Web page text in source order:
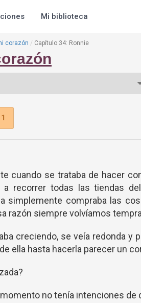
Mi biblioteca
corazón Capítulo 34: Ronnie
1
cuando se trataba de hacer
a recorrer todas las tiendas
simplemente compraba las
razón siempre volvíamos
creciendo, se veía redonda y
ella hasta hacerla parecer un
no tenía intenciones de